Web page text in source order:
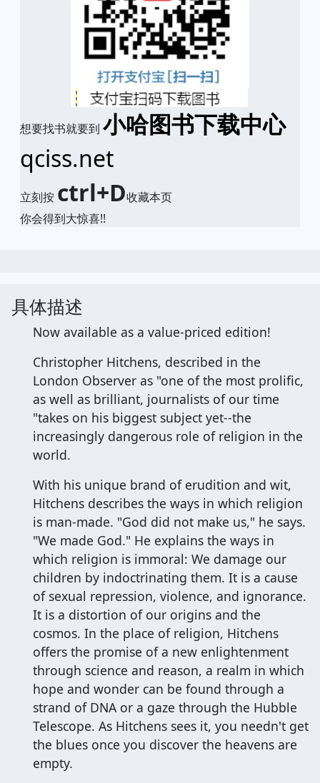
想要找书就要到 小哈图书下载中心
qciss.net
立刻按 ctrl+D收藏本页
你会得到大惊喜!!
具体描述
Now available as a value-priced edition!
Christopher Hitchens, described in the
London Observer as "one of the most prolific,
as well as brilliant, journalists of our time
"takes on his biggest subject yet--the
increasingly dangerous role of religion in the
world.
With his unique brand of erudition and wit,
Hitchens describes the ways in which religion
is man-made. "God did not make us," he says.
"We made God." He explains the ways in
which religion is immoral: We damage our
children by indoctrinating them. It is a cause
of sexual repression, violence, and ignorance.
It is a distortion of our origins and the
cosmos. In the place of religion, Hitchens
offers the promise of a new enlightenment
through science and reason, a realm in which
hope and wonder can be found through a
strand of DNA or a gaze through the Hubble
Telescope. As Hitchens sees it, you needn't get
the blues once you discover the heavens are
empty.